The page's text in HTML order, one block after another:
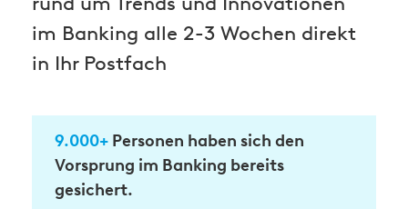
im Banking alle 2-3 Wochen direkt
in Ihr Postfach
9.000+ Personen haben sich den
Vorsprung im Banking bereits
gesichert.